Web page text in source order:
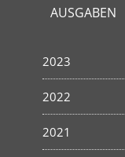
AUSGABEN
2023
2022
2021